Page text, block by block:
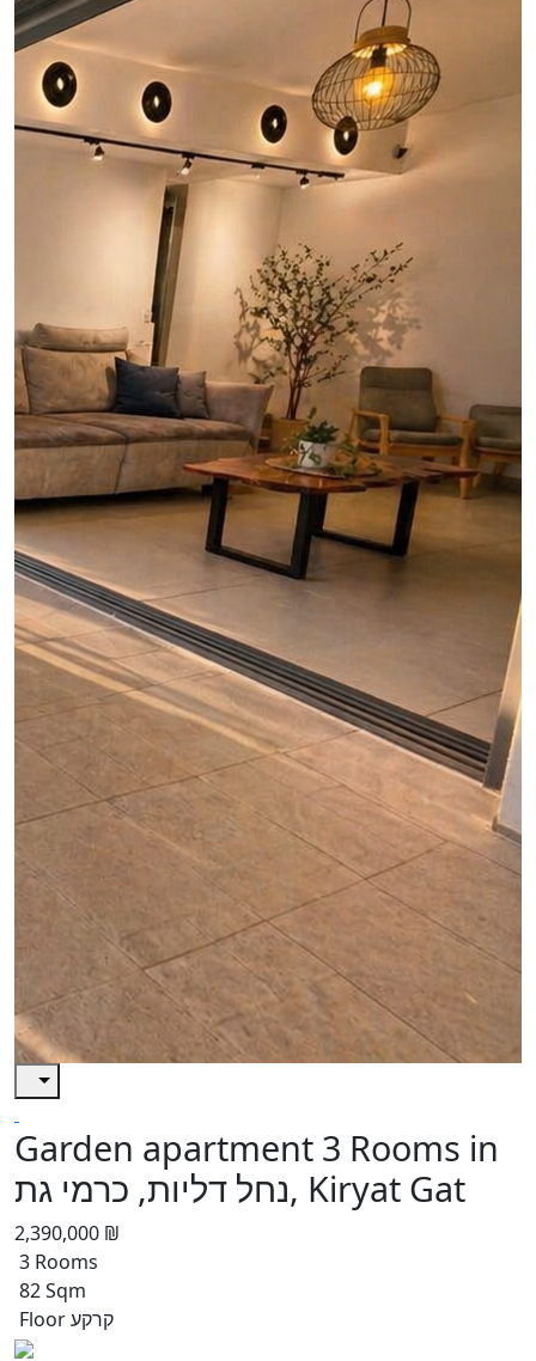
Garden apartment 3 Rooms in
נחל דליות, כרמי גת, Kiryat Gat
2,390,000 ₪
3 Rooms
82 Sqm
Floor קרקע